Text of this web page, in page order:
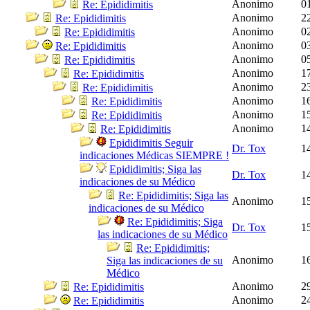
Re: Epididimitis
Anonimo
Re: Epididimitis
Anonimo
Re: Epididimitis
Anonimo
Re: Epididimitis
Anonimo
Re: Epididimitis
Anonimo
Re: Epididimitis
Anonimo
Re: Epididimitis
Anonimo
Re: Epididimitis
Anonimo
Re: Epididimitis
Anonimo
Re: Epididimitis
Anonimo
Epididimitis Seguir
indicaciones Médicas SIEMPRE !
Dr. Tox
Epididimitis; Siga las
indicaciones de su Médico
Dr. Tox
Re: Epididimitis; Siga las
indicaciones de su Médico
Anonimo
Re: Epididimitis; Siga
las indicaciones de su Médico
Dr. Tox
Re: Epididimitis;
Siga las indicaciones de su
Médico
Anonimo
Re: Epididimitis Anonimo
Re: Epididimitis
Anonimo